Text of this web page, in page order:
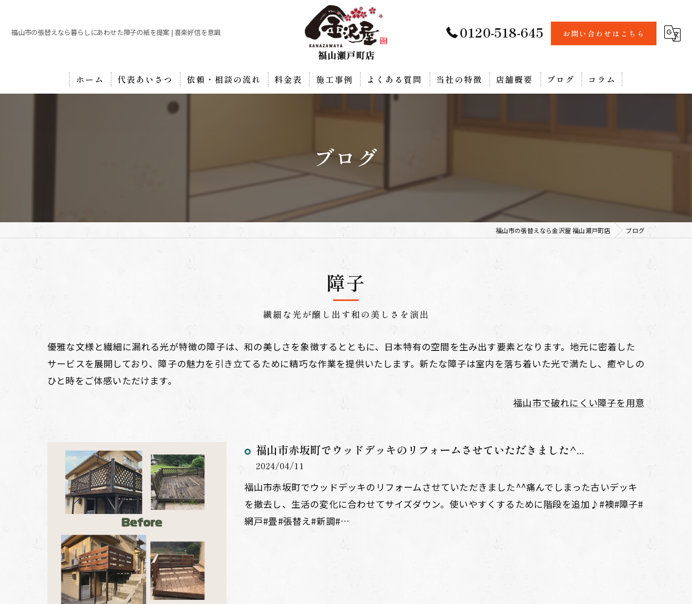
福山市の張替えなら暮らしにあわせた障子の紙を提案 | 喜楽好信を意識 0120-518-645 お問い合わせはこちら
ホーム 代表あいさつ 依頼・相談の流れ 料金表 施工事例 よくある質問 当社の特徴 店舗概要 ブログ コラム
ブログ
福山市の張替えなら金沢屋 福山瀬戸町店 ブログ
障子
繊細な光が醸し出す和の美しさを演出
優雅な文様と繊細に漏れる光が特徴の障子は、和の美しさを象徴するとともに、日本特有の空間を生み出す要素となります。地元に密着した
サービスを展開しており、障子の魅力を引き立てるために精巧な作業を提供いたします。新たな障子は室内を落ち着いた光で満たし、癒やしの
ひと時をご体感いただけます。
福山市で破れにくい障子を用意
福山市赤坂町でウッドデッキのリフォームさせていただきました^...
2024/04/11
福山市赤坂町でウッドデッキのリフォームさせていただきました^^痛んでしまった古いデッキ
を撤去し、生活の変化に合わせてサイズダウン。使いやすくするために階段を追加♪#襖#障子#
網戸#畳#張替え#新調#…